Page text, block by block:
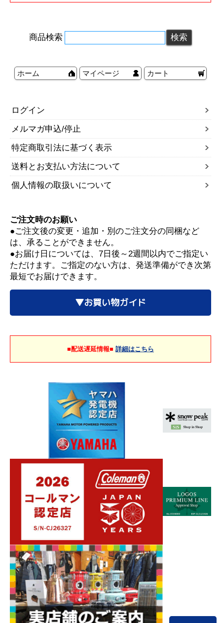
商品検索
ホーム マイページ カート
ログイン
メルマガ申込/停止
特定商取引法に基づく表示
送料とお支払い方法について
個人情報の取扱いについて
ご注文時のお願い
●ご注文後の変更・追加・別のご注文分の同梱など
は、承ることができません。
●お届け日については、7日後～2週間以内でご指定い
ただけます。ご指定のない方は、発送準備ができ次第
最短でお届けできます。
▼お買い物ガイド
■配送遅延情報■ 詳細はこちら